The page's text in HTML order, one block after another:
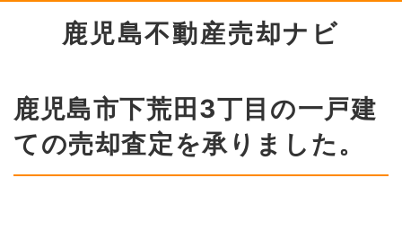
鹿児島不動産売却ナビ
鹿児島市下荒田3丁目の一戸建
ての売却査定を承りました。